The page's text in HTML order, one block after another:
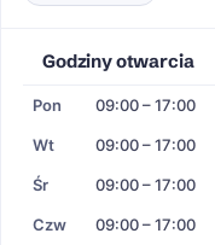
Godziny otwarcia
Pon 09:00 – 17:00
Wt 09:00 – 17:00
Śr 09:00 – 17:00
Czw 09:00 – 17:00